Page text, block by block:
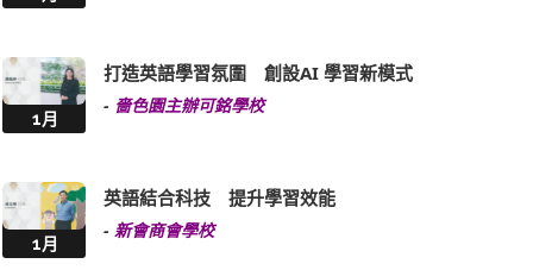
1月
打造英語學習氛圍 創設AI 學習新模式
- 嗇色園主辦可銘學校
1月
英語結合科技 提升學習效能
- 新會商會學校